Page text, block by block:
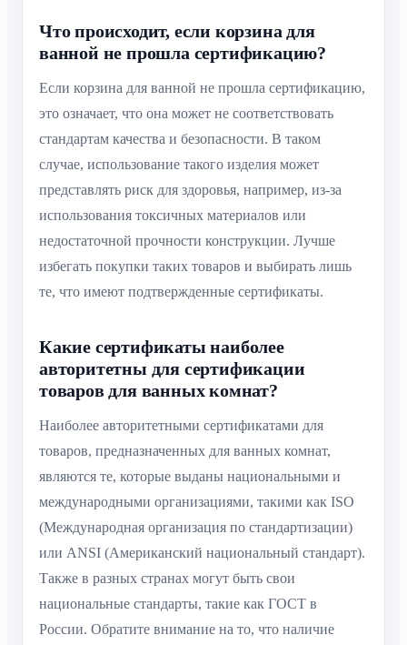
Что происходит, если корзина для
ванной не прошла сертификацию?
Если корзина для ванной не прошла сертификацию,
это означает, что она может не соответствовать
стандартам качества и безопасности. В таком
случае, использование такого изделия может
представлять риск для здоровья, например, из-за
использования токсичных материалов или
недостаточной прочности конструкции. Лучше
избегать покупки таких товаров и выбирать лишь
те, что имеют подтвержденные сертификаты.
Какие сертификаты наиболее
авторитетны для сертификации
товаров для ванных комнат?
Наиболее авторитетными сертификатами для
товаров, предназначенных для ванных комнат,
являются те, которые выданы национальными и
международными организациями, такими как ISO
(Международная организация по стандартизации)
или ANSI (Американский национальный стандарт).
Также в разных странах могут быть свои
национальные стандарты, такие как ГОСТ в
России. Обратите внимание на то, что наличие